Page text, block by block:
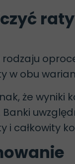
rodzaju
w obu
że wyniki
i całkowity